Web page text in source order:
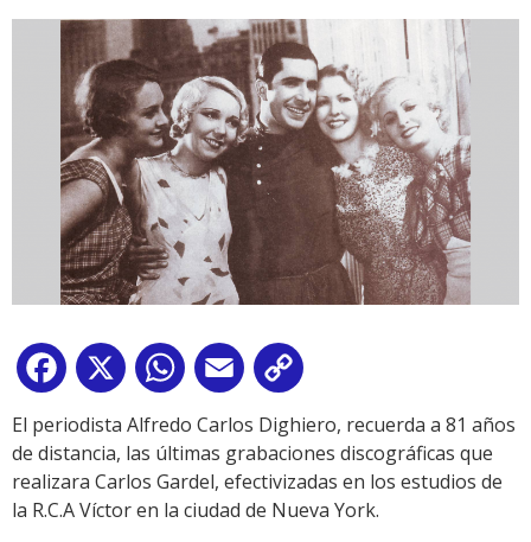
Facebook
X WhatsApp
Email
Link
El periodista Alfredo Carlos Dighiero, recuerda a 81 años
de distancia, las últimas grabaciones discográficas que
realizara Carlos Gardel, efectivizadas en los estudios de
la R.C.A Víctor en la ciudad de Nueva York.